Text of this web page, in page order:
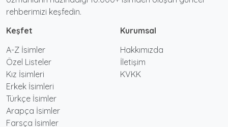
rehberimizi keşfedin.
Keşfet
A-Z İsimler
Özel Listeler
Kız İsimleri
Erkek İsimleri
Türkçe İsimler
Arapça İsimler
Farsça İsimler
Kurumsal
Hakkımızda
İletişim
KVKK